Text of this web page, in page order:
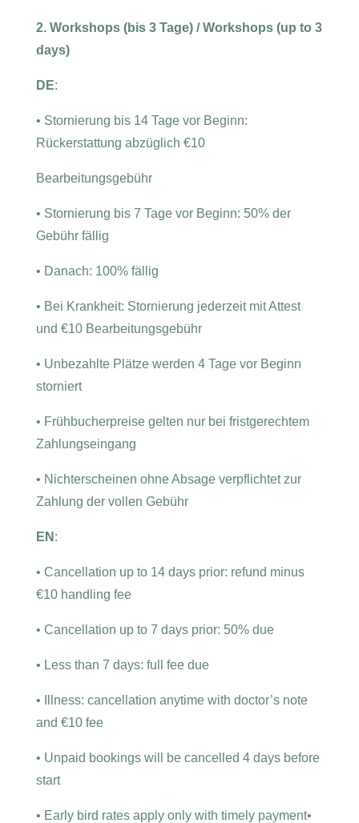
2. Workshops (bis 3 Tage) / Workshops (up to 3
days)
DE:
• Stornierung bis 14 Tage vor Beginn:
Rückerstattung abzüglich €10
Bearbeitungsgebühr
• Stornierung bis 7 Tage vor Beginn: 50% der
Gebühr fällig
• Danach: 100% fällig
• Bei Krankheit: Stornierung jederzeit mit Attest
und €10 Bearbeitungsgebühr
• Unbezahlte Plätze werden 4 Tage vor Beginn
storniert
• Frühbucherpreise gelten nur bei fristgerechtem
Zahlungseingang
• Nichterscheinen ohne Absage verpflichtet zur
Zahlung der vollen Gebühr
EN :
• Cancellation up to 14 days prior: refund minus
€10 handling fee
• Cancellation up to 7 days prior: 50% due
• Less than 7 days: full fee due
• Illness: cancellation anytime with doctor’s note
and €10 fee
• Unpaid bookings will be cancelled 4 days before
start
• Early bird rates apply only with timely payment•